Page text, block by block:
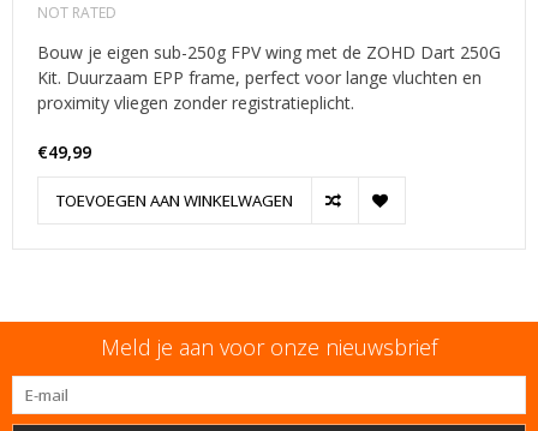
NOT RATED
Bouw je eigen sub-250g FPV wing met de ZOHD Dart 250G
Kit. Duurzaam EPP frame, perfect voor lange vluchten en
proximity vliegen zonder registratieplicht.
€49,99
TOEVOEGEN AAN WINKELWAGEN
Meld je aan voor onze nieuwsbrief